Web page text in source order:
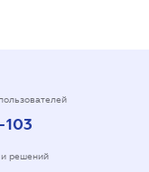
решений